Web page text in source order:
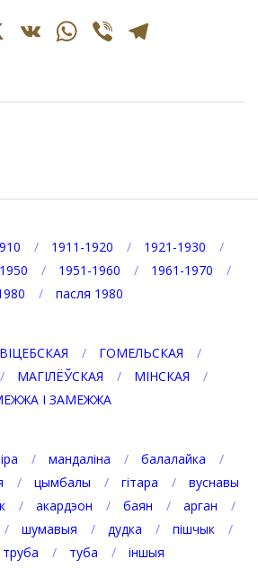
X VK WhatsApp
Viber
1911-1920
1921-1930
1951-1960
1961-1970
пасля 1980
ВІЦЕБСКАЯ
ГОМЕЛЬСКАЯ
МАГІЛЁЎСКАЯ
МІНСКАЯ
І ЗАМЕЖЖА
мандаліна
балалайка
цымбалы гітара
вуснавы
акардэон баян
арган
шумавыя дудка
пішчык
труба туба іншыя